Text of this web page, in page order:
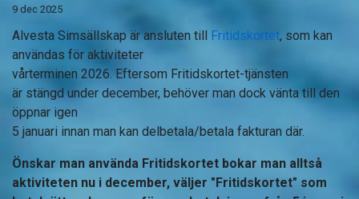
9 dec 2025
Alvesta Simsällskap är ansluten till Fritidskortet, som kan
användas för aktiviteter
vårterminen 2026. Eftersom Fritidskortet-tjänsten
är stängd under december, behöver man dock vänta till den
öppnar igen
5 januari innan man kan delbetala/betala fakturan där.
Önskar man använda Fritidskortet bokar man alltså
aktiviteten nu i december, väljer "Fritidskortet" som